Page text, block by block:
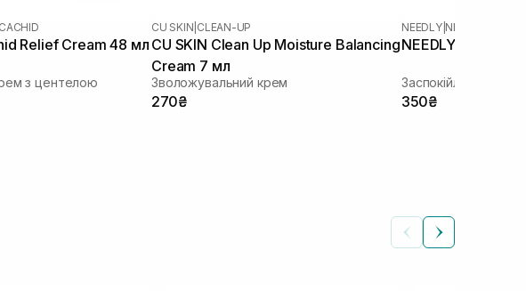
Relief Cream 48 мл
з центелою
CU SKIN CLEAN-UP
CU SKIN Clean Up Moisture Balancing
Cream 7 мл
Зволожувальний крем
270₴
NEEDLY| NEEDLY
NEEDLY
Заспокійливий
350₴